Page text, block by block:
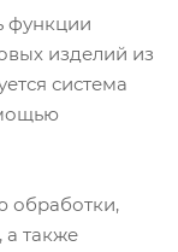
функции
изделий из
система
обработки,
также